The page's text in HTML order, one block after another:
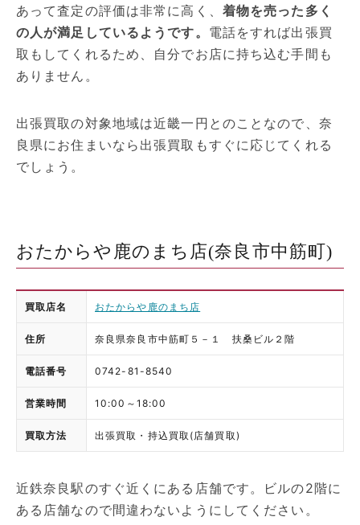
あって査定の評価は非常に高く、 着物を売った多く
の人が満足しているようです。 電話をすれば出張買
取もしてくれるため、自分でお店に持ち込む手間も
ありません。
出張買取の対象地域は近畿一円とのことなので、奈
良県にお住まいなら出張買取もすぐに応じてくれる
でしょう。
おたからや鹿のまち店(奈良市中筋町)
買取店名 おたからや鹿のまち店
住所 奈良県奈良市中筋町５－１ 扶桑ビル２階
電話番号 0742-81-8540
営業時間 10:00～18:00
買取方法 出張買取・持込買取(店舗買取)
近鉄奈良駅のすぐ近くにある店舗です。ビルの2階に
ある店舗なので間違わないようにしてください。